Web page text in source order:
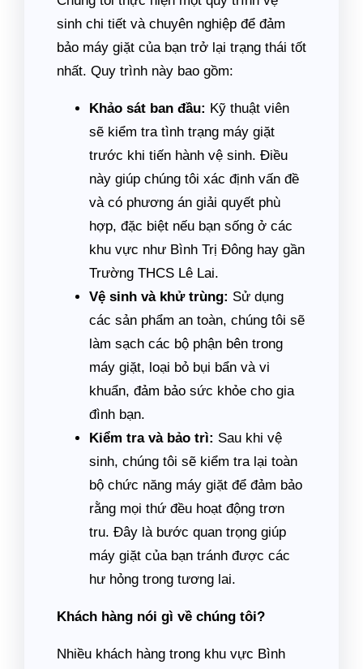
sinh chi tiết và chuyên nghiệp để đảm
bảo máy giặt của bạn trở lại trạng thái tốt
nhất. Quy trình này bao gồm:
Khảo sát ban đầu: Kỹ thuật viên
sẽ kiểm tra tình trạng máy giặt
trước khi tiến hành vệ sinh. Điều
này giúp chúng tôi xác định vấn đề
và có phương án giải quyết phù
hợp, đặc biệt nếu bạn sống ở các
khu vực như Bình Trị Đông hay gần
Trường THCS Lê Lai.
Vệ sinh và khử trùng: Sử dụng
các sản phẩm an toàn, chúng tôi sẽ
làm sạch các bộ phận bên trong
máy giặt, loại bỏ bụi bẩn và vi
khuẩn, đảm bảo sức khỏe cho gia
đình bạn.
Kiểm tra và bảo trì: Sau khi vệ
sinh, chúng tôi sẽ kiểm tra lại toàn
bộ chức năng máy giặt để đảm bảo
rằng mọi thứ đều hoạt động trơn
tru. Đây là bước quan trọng giúp
máy giặt của bạn tránh được các
hư hỏng trong tương lai.
Khách hàng nói gì về chúng tôi?
Nhiều khách hàng trong khu vực Bình